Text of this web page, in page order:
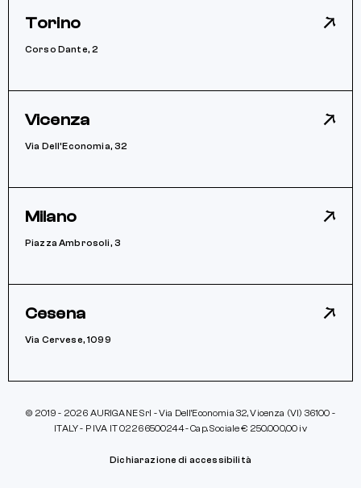
Torino
Corso Dante, 2
Vicenza
Via Dell’Economia, 32
Milano
Piazza Ambrosoli, 3
Cesena
Via Cervese, 1099
© 2019 - 2026 AURIGANE Srl - Via Dell’Economia 32, Vicenza (VI) 36100 -
ITALY - P IVA IT 02266500244 - Cap. Sociale € 250.000,00 iv
Dichiarazione di accessibilità